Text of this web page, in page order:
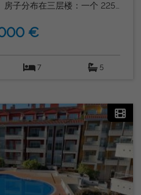
房子分布在三层楼：一个 225
里享受舒适且精心设计的空间;
。 该物业建于 567 年，总建
量和设计而著称。不要错过参
€
7 5